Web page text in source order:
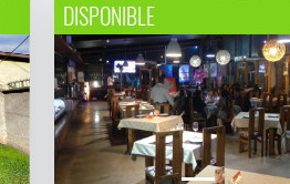
DISPONIBLE